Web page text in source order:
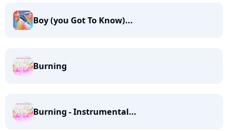
Boy (you Got To Know)...
Burning
Burning - Instrumental...